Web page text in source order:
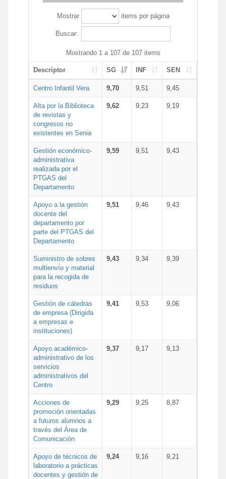
Mostrar items por página
Buscar:
Mostrando 1 a 107 de 107 items
Descriptor SG INF SEN
Centro Infantil Vera 9,70 9,51 9,45
Alta por la Biblioteca
de revistas y
congresos no
existentes en Senia
9,62 9,23 9,19
Gestión económico-
administrativa
realizada por el
PTGAS del
Departamento
9,59 9,51 9,43
Apoyo a la gestión
docente del
departamento por
parte del PTGAS del
Departamento
9,51 9,46 9,43
Suministro de sobres
multienvío y material
para la recogida de
residuos
9,43 9,34 9,39
Gestión de cátedras
de empresa (Dirigida
a empresas e
instituciones)
9,41 9,53 9,06
Apoyo académico-
administrativo de los
servicios
administrativos del
Centro
9,37 9,17 9,13
Acciones de
promoción orientadas
a futuros alumnos a
través del Área de
Comunicación
9,29 9,25 8,87
Apoyo de técnicos de
laboratorio a prácticas
docentes y gestión de
9,24 9,16 9,21